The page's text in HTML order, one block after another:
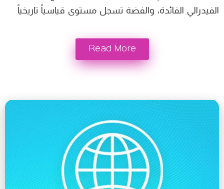
الفيدرالي الفائدة، والفضة تسجل مستوى قياسياً تاريخياً
Read More